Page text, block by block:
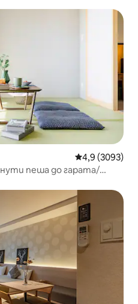
Средна
4,9 (3093)
пеша до гарата/